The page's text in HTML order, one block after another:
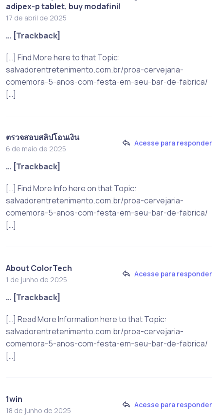
adipex-p tablet, buy modafinil
17 de abril de 2025
… [Trackback]
[…] Find More here to that Topic:
salvadorentretenimento.com.br/proa-cervejaria-
comemora-5-anos-com-festa-em-seu-bar-de-fabrica/
[…]
ตรวจสอบสลิปโอนเงิน
6 de maio de 2025
Acesse para responder
… [Trackback]
[…] Find More Info here on that Topic:
salvadorentretenimento.com.br/proa-cervejaria-
comemora-5-anos-com-festa-em-seu-bar-de-fabrica/
[…]
About ColorTech
1 de junho de 2025
Acesse para responder
… [Trackback]
[…] Read More Information here to that Topic:
salvadorentretenimento.com.br/proa-cervejaria-
comemora-5-anos-com-festa-em-seu-bar-de-fabrica/
[…]
1win
18 de junho de 2025
Acesse para responder